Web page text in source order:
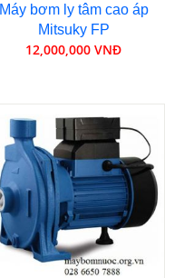
Máy bơm ly tâm cao áp
Mitsuky FP
12,000,000 VNĐ